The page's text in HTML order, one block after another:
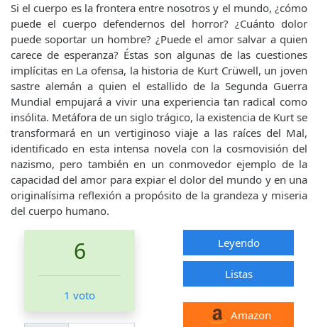
Si el cuerpo es la frontera entre nosotros y el mundo, ¿cómo
puede el cuerpo defendernos del horror? ¿Cuánto dolor
puede soportar un hombre? ¿Puede el amor salvar a quien
carece de esperanza? Éstas son algunas de las cuestiones
implícitas en La ofensa, la historia de Kurt Crüwell, un joven
sastre alemán a quien el estallido de la Segunda Guerra
Mundial empujará a vivir una experiencia tan radical como
insólita. Metáfora de un siglo trágico, la existencia de Kurt se
transformará en un vertiginoso viaje a las raíces del Mal,
identificado en esta intensa novela con la cosmovisión del
nazismo, pero también en un conmovedor ejemplo de la
capacidad del amor para expiar el dolor del mundo y en una
originalísima reflexión a propósito de la grandeza y miseria
del cuerpo humano.
6
1 voto
Leyendo
Listas
Amazon